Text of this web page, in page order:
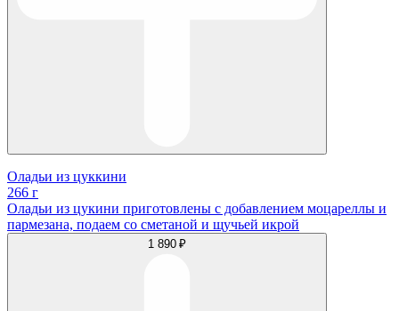
Оладьи из цуккини
266 г
Оладьи из цукини приготовлены с добавлением моцареллы и
пармезана, подаем со сметаной и щучьей икрой
1 890 ₽